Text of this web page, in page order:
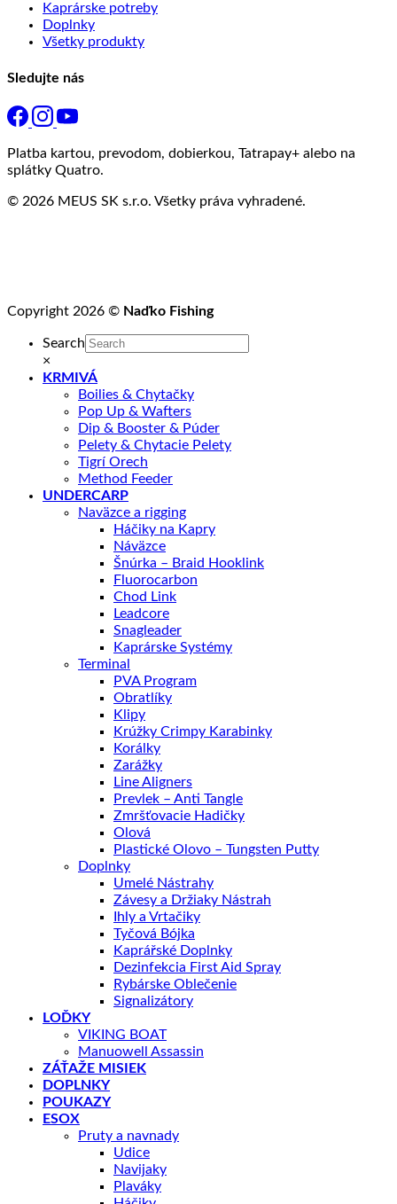
Kaprárske potreby
Doplnky
Všetky produkty
Sledujte nás
Platba kartou, prevodom, dobierkou, Tatrapay+ alebo na
splátky Quatro.
© 2026 MEUS SK s.r.o. Všetky práva vyhradené.
Copyright 2026 © Naďko Fishing
Search
×
KRMIVÁ
Boilies & Chytačky
Pop Up & Wafters
Dip & Booster & Púder
Pelety & Chytacie Pelety
Tigrí Orech
Method Feeder
UNDERCARP
Naväzce a rigging
Háčiky na Kapry
Náväzce
Šnúrka – Braid Hooklink
Fluorocarbon
Chod Link
Leadcore
Snagleader
Kaprárske Systémy
Terminal
PVA Program
Obratlíky
Klipy
Krúžky Crimpy Karabinky
Korálky
Zarážky
Line Aligners
Prevlek – Anti Tangle
Zmršťovacie Hadičky
Olová
Plastické Olovo – Tungsten Putty
Doplnky
Umelé Nástrahy
Závesy a Držiaky Nástrah
Ihly a Vrtačiky
Tyčová Bójka
Kaprářské Doplnky
Dezinfekcia First Aid Spray
Rybárske Oblečenie
Signalizátory
LOĎKY
VIKING BOAT
Manuowell Assassin
ZÁŤAŽE MISIEK
DOPLNKY
POUKAZY
ESOX
Pruty a navnady
Udice
Navijaky
Plaváky